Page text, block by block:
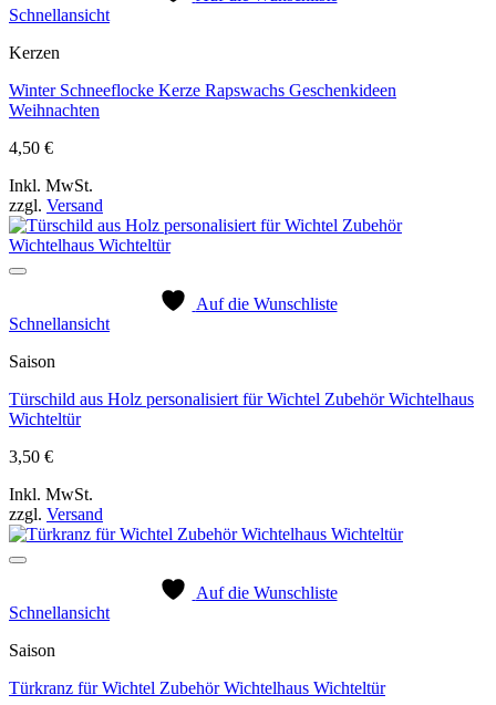
Schnellansicht
Kerzen
Winter Schneeflocke Kerze Rapswachs Geschenkideen
Weihnachten
4,50 €
Inkl. MwSt.
zzgl. Versand
Auf die Wunschliste
Schnellansicht
Saison
Türschild aus Holz personalisiert für Wichtel Zubehör Wichtelhaus
Wichteltür
3,50 €
Inkl. MwSt.
zzgl. Versand
Auf die Wunschliste
Schnellansicht
Saison
Türkranz für Wichtel Zubehör Wichtelhaus Wichteltür